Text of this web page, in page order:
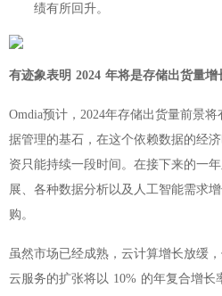
绩有所回升。
有迹象表明 2024 年将是存储出货量增
Omdia预计，2024年存储出货量前景
据管理的基石，在这个依赖数据的经
资只能持续一段时间。在接下来的一
展、各种数据分析以及人工智能需求
购。
虽然市场已经成熟，云计算增长放缓
云服务的扩张将以 10% 的年复合增长